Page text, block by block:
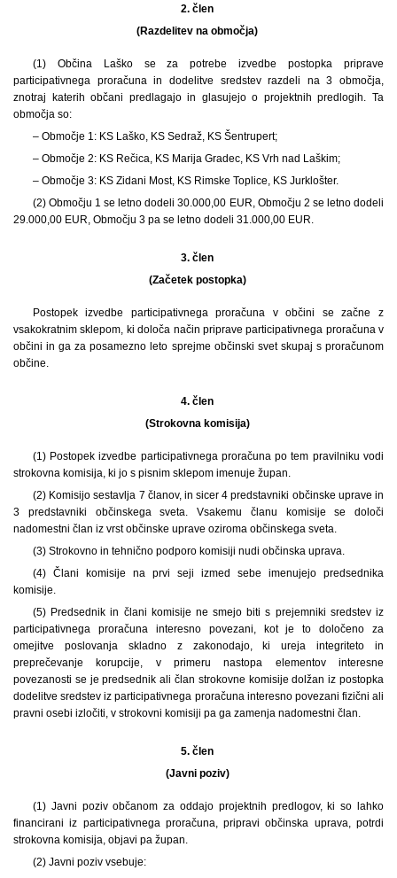
2. člen
(Razdelitev na območja)
(1)
Občina Laško se za potrebe izvedbe postopka priprave
participativnega proračuna in dodelitve sredstev razdeli na 3 območja,
znotraj katerih občani predlagajo in glasujejo o projektnih predlogih. Ta
območja so:
– Območje 1: KS Laško, KS Sedraž, KS Šentrupert;
– Območje 2: KS Rečica, KS Marija Gradec, KS Vrh nad Laškim;
– Območje 3: KS Zidani Most, KS Rimske Toplice, KS Jurklošter.
(2) Območju 1 se letno dodeli 30.000,00 EUR, Območju 2 se letno dodeli
29.000,00 EUR, Območju 3 pa se letno dodeli 31.000,00 EUR.
3. člen
(Začetek postopka)
Postopek izvedbe participativnega proračuna v občini se začne z
vsakokratnim sklepom, ki določa način priprave participativnega proračuna v
občini in ga za posamezno leto sprejme občinski svet skupaj s proračunom
občine.
4. člen
(Strokovna komisija)
(1) Postopek izvedbe participativnega proračuna po tem pravilniku vodi
strokovna komisija, ki jo s pisnim sklepom imenuje župan.
(2) Komisijo sestavlja 7 članov, in sicer 4 predstavniki občinske uprave in
3 predstavniki občinskega sveta. Vsakemu članu komisije se določi
nadomestni član iz vrst občinske uprave oziroma občinskega sveta.
(3) Strokovno in tehnično podporo komisiji nudi občinska uprava.
(4) Člani komisije na prvi seji izmed sebe imenujejo predsednika
komisije.
(5) Predsednik in člani komisije ne smejo biti s prejemniki sredstev iz
participativnega proračuna interesno povezani, kot je to določeno za
omejitve poslovanja skladno z zakonodajo, ki ureja integriteto in
preprečevanje korupcije, v primeru nastopa elementov interesne
povezanosti se je predsednik ali član strokovne komisije dolžan iz postopka
dodelitve sredstev iz participativnega proračuna interesno povezani fizični ali
pravni osebi izločiti, v strokovni komisiji pa ga zamenja nadomestni član.
5. člen
(Javni poziv)
(1) Javni poziv občanom za oddajo projektnih predlogov, ki so lahko
financirani iz participativnega proračuna, pripravi občinska uprava, potrdi
strokovna komisija, objavi pa župan.
(2) Javni poziv vsebuje: